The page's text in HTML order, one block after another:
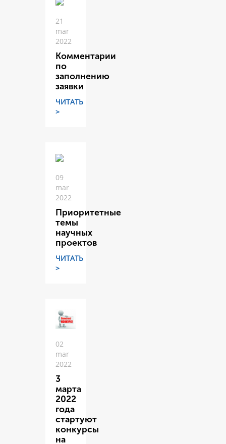
21
mar
2022
Комментарии
по
заполнению
заявки
ЧИТАТЬ
>
09
mar
2022
Приоритетные
темы
научных
проектов
ЧИТАТЬ
>
02
mar
2022
3
марта
2022
года
стартуют
конкурсы
на